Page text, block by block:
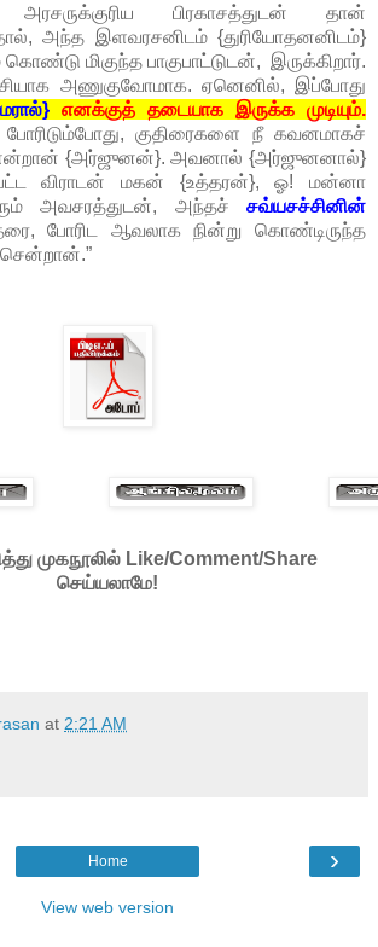
அரசருக்குரிய பிரகாசத்துடன் தான்
அந்த இளவரசனிடம் {துரியோதனனிடம்}
மிகுந்த பாகுபாட்டுடன், இருக்கிறார்.
அணுகுவோமாக. ஏனெனில், இப்போது
எனக்குத் தடையாக இருக்க முடியும்.
குதிரைகளை நீ கவனமாகச்
என்றான் {அர்ஜுனன்}. அவனால் {அர்ஜுனனால்}
விராடன் மகன் {உத்தரன்}, ஓ! மன்னா
அவசரத்துடன், அந்தச் சவ்யசச்சினின்
போரிட ஆவலாக நின்று கொண்டிருந்த
சென்றான்.”
முகநூலில் Like/Comment/Share
செய்யலாமே!
at 2:21 AM
›
Home
View web version